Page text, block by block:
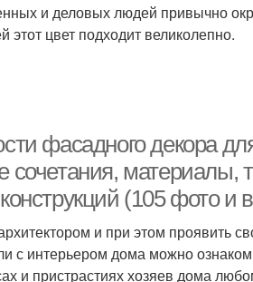
и деловых людей привычно
этот цвет подходит великолепно.
фасадного декора
материалы,
(105 фото и
и при этом проявить
с интерьером дома можно
и пристрастиях хозяев дома